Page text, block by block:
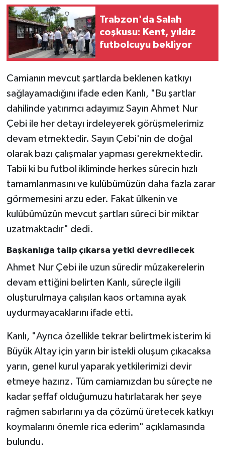
Trabzon'da Salah
coşkusu: Kent, yıldız
futbolcuyu bekliyor
Camianın mevcut şartlarda beklenen katkıyı
sağlayamadığını ifade eden Kanlı, "Bu şartlar
dahilinde yatırımcı adayımız Sayın Ahmet Nur
Çebi ile her detayı irdeleyerek görüşmelerimiz
devam etmektedir. Sayın Çebi'nin de doğal
olarak bazı çalışmalar yapması gerekmektedir.
Tabii ki bu futbol ikliminde herkes sürecin hızlı
tamamlanmasını ve kulübümüzün daha fazla zarar
görmemesini arzu eder. Fakat ülkenin ve
kulübümüzün mevcut şartları süreci bir miktar
uzatmaktadır" dedi.
Başkanlığa talip çıkarsa yetki devredilecek
Ahmet Nur Çebi ile uzun süredir müzakerelerin
devam ettiğini belirten Kanlı, süreçle ilgili
oluşturulmaya çalışılan kaos ortamına ayak
uydurmayacaklarını ifade etti.
Kanlı, "Ayrıca özellikle tekrar belirtmek isterim ki
Büyük Altay için yarın bir istekli oluşum çıkacaksa
yarın, genel kurul yaparak yetkilerimizi devir
etmeye hazırız. Tüm camiamızdan bu süreçte ne
kadar şeffaf olduğumuzu hatırlatarak her şeye
rağmen sabırlarını ya da çözümü üretecek katkıyı
koymalarını önemle rica ederim" açıklamasında
bulundu.